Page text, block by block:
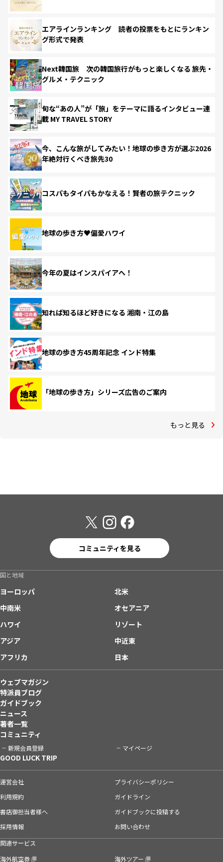
エアラインランキング 読者の投票をもとにランキン
グ形式で発表
Next韓国旅 次の韓国旅行がもっと楽しくなる 旅先・
グルメ・テクニック
旬な“あの人”が「旅」をテーマに語るインタビュー連
載 MY TRAVEL STORY
今、こんな旅がしてみたい！地球の歩き方が選ぶ2026
年絶対行くべき旅先30
コスパもタイパもかなえる！賢者の旅テクニック
地球の歩き方♥偏愛ハワイ
今年の夏はインスパイアへ！
知れば知るほど好きになる 湘南・江の島
地球の歩き方45周年記念 インド特集
「地球の歩き方」シリーズ広告のご案内
もっと見る
コミュニティを見る
国と地域
ヨーロッパ
北米
中南米
オセアニア
ハワイ
リゾート
アジア
中近東
アフリカ
日本
ウェブマガジン
特派員ブログ
ガイドブック
ニュース
著者一覧
コミュニティ
新規会員登録 マイページ
GOOD LUCK TRIP
運営会社
プライバシーポリシー
利用規約
ガイドライン
書店御担当者様へ
ガイドブックに投稿する
採用情報
お問い合わせ
関連サービス
海外航空券
海外ツアー